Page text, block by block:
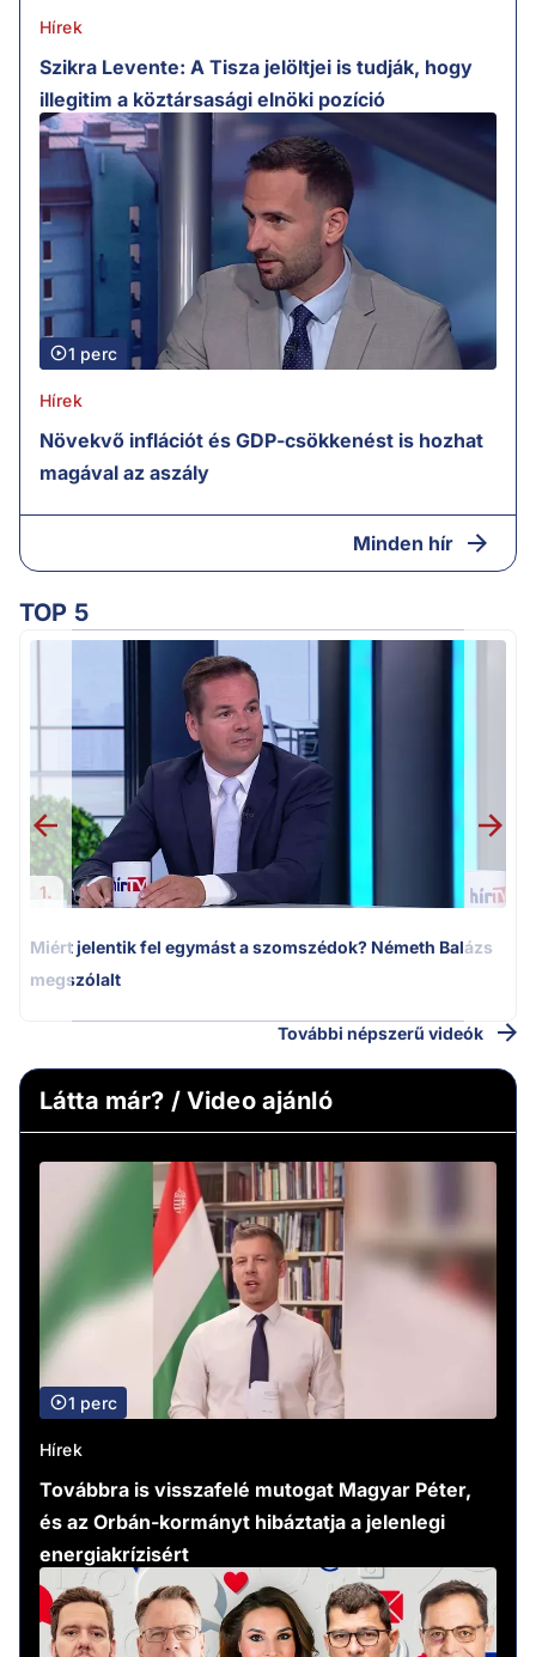
Hírek
Szikra Levente: A Tisza jelöltjei is tudják, hogy
illegitim a köztársasági elnöki pozíció
1 perc
Hírek
Növekvő inflációt és GDP-csökkenést is hozhat
magával az aszály
Minden hír
TOP 5
1.
Miért jelentik fel egymást a szomszédok? Németh Balázs
megszólalt
További népszerű videók
Látta már? / Video ajánló
1 perc
Hírek
Továbbra is visszafelé mutogat Magyar Péter,
és az Orbán-kormányt hibáztatja a jelenlegi
energiakrízisért